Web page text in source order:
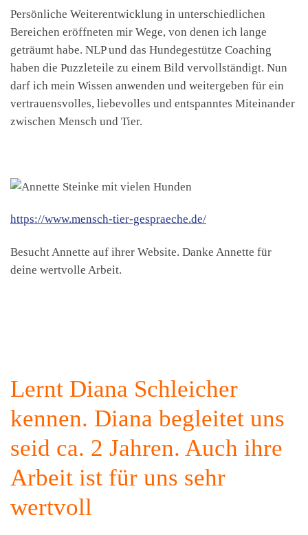
Persönliche Weiterentwicklung in unterschiedlichen
Bereichen eröffneten mir Wege, von denen ich lange
geträumt habe. NLP und das Hundegestütze Coaching
haben die Puzzleteile zu einem Bild vervollständigt. Nun
darf ich mein Wissen anwenden und weitergeben für ein
vertrauensvolles, liebevolles und entspanntes Miteinander
zwischen Mensch und Tier.
https://www.mensch-tier-gespraeche.de/
Besucht Annette auf ihrer Website. Danke Annette für
deine wertvolle Arbeit.
Lernt Diana Schleicher
kennen. Diana begleitet uns
seid ca. 2 Jahren. Auch ihre
Arbeit ist für uns sehr
wertvoll